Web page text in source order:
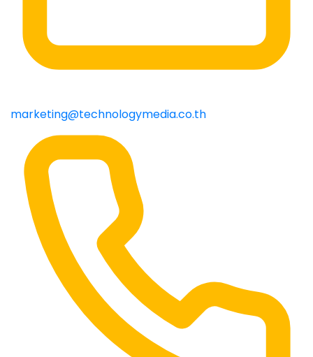
marketing@technologymedia.co.th